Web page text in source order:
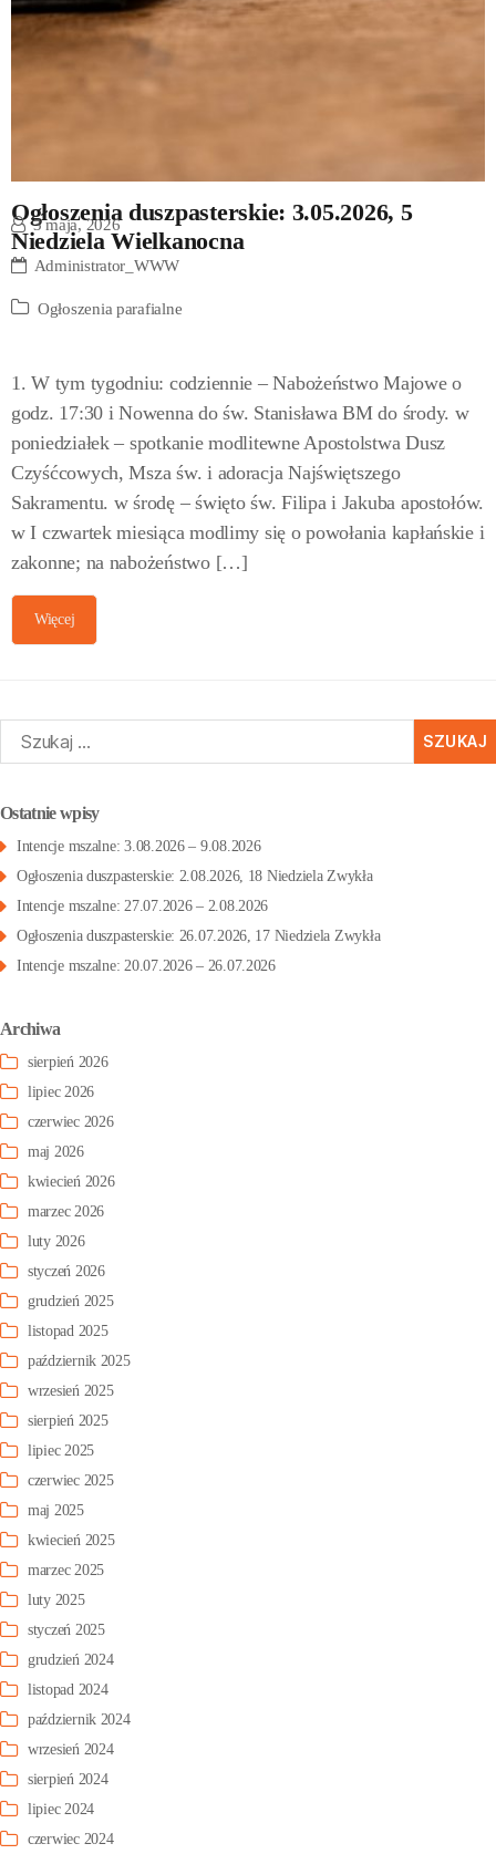
Ogłoszenia duszpasterskie: 3.05.2026, 5
Niedziela Wielkanocna
3 maja, 2026
Administrator_WWW
Ogłoszenia parafialne
1. W tym tygodniu: codziennie – Nabożeństwo Majowe o
godz. 17:30 i Nowenna do św. Stanisława BM do środy. w
poniedziałek – spotkanie modlitewne Apostolstwa Dusz
Czyśćcowych, Msza św. i adoracja Najświętszego
Sakramentu. w środę – święto św. Filipa i Jakuba apostołów.
w I czwartek miesiąca modlimy się o powołania kapłańskie i
zakonne; na nabożeństwo […]
Więcej
Ostatnie wpisy
Intencje mszalne: 3.08.2026 – 9.08.2026
Ogłoszenia duszpasterskie: 2.08.2026, 18 Niedziela Zwykła
Intencje mszalne: 27.07.2026 – 2.08.2026
Ogłoszenia duszpasterskie: 26.07.2026, 17 Niedziela Zwykła
Intencje mszalne: 20.07.2026 – 26.07.2026
Archiwa
sierpień 2026
lipiec 2026
czerwiec 2026
maj 2026
kwiecień 2026
marzec 2026
luty 2026
styczeń 2026
grudzień 2025
listopad 2025
październik 2025
wrzesień 2025
sierpień 2025
lipiec 2025
czerwiec 2025
maj 2025
kwiecień 2025
marzec 2025
luty 2025
styczeń 2025
grudzień 2024
listopad 2024
październik 2024
wrzesień 2024
sierpień 2024
lipiec 2024
czerwiec 2024